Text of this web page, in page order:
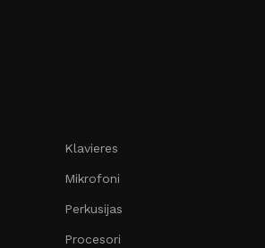
Klavieres
Mikrofoni
Perkusijas
Procesori